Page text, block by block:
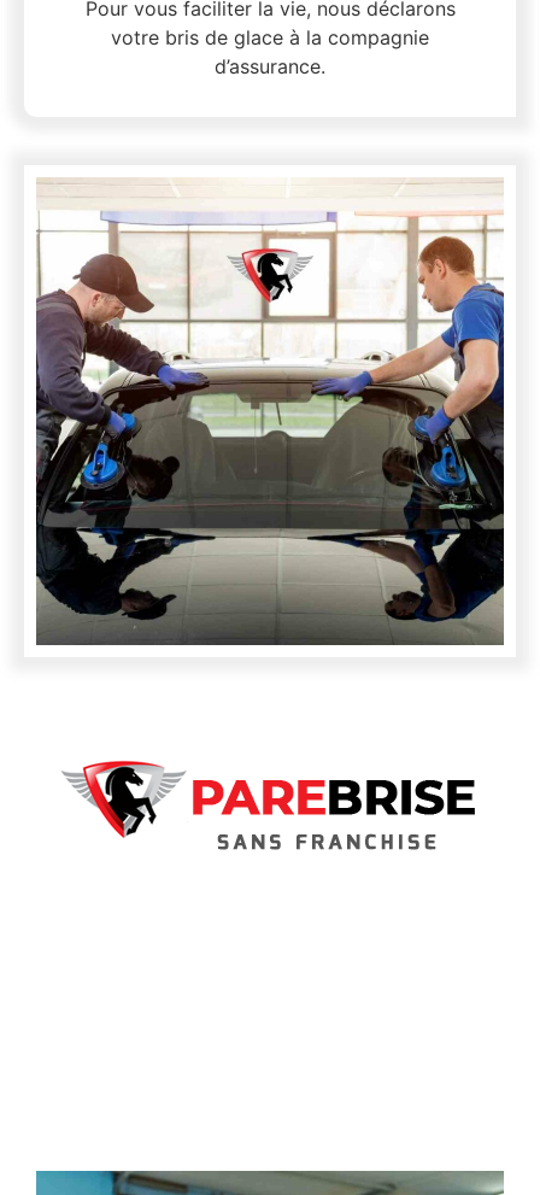
Pour vous faciliter la vie, nous déclarons
votre bris de glace à la compagnie
d’assurance.